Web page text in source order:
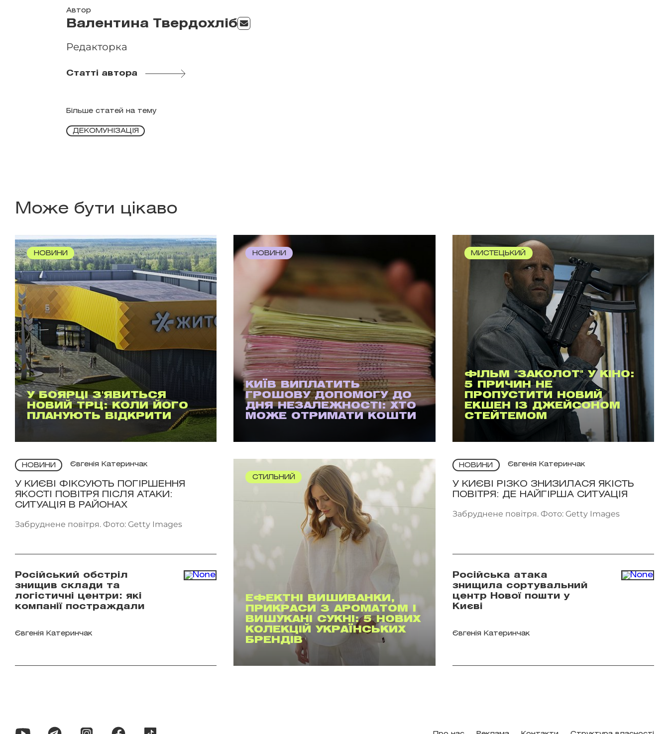
Автор
Валентина Твердохліб
Редакторка
Статті автора
Більше статей на тему
ДЕКОМУНІЗАЦІЯ
Може бути цікаво
НОВИНИ
У БОЯРЦІ З'ЯВИТЬСЯ
НОВИЙ ТРЦ: КОЛИ ЙОГО
ПЛАНУЮТЬ ВІДКРИТИ
НОВИНИ
КИЇВ ВИПЛАТИТЬ
ГРОШОВУ ДОПОМОГУ ДО
ДНЯ НЕЗАЛЕЖНОСТІ: ХТО
МОЖЕ ОТРИМАТИ КОШТИ
МИСТЕЦЬКИЙ
ФІЛЬМ "ЗАКОЛОТ" У КІНО:
5 ПРИЧИН НЕ
ПРОПУСТИТИ НОВИЙ
ЕКШЕН ІЗ ДЖЕЙСОНОМ
СТЕЙТЕМОМ
НОВИНИ Євгенія Катеринчак
У КИЄВІ ФІКСУЮТЬ ПОГІРШЕННЯ
ЯКОСТІ ПОВІТРЯ ПІСЛЯ АТАКИ:
СИТУАЦІЯ В РАЙОНАХ
Забруднене повітря. Фото: Getty Images
Російський обстріл
знищив склади та
логістичні центри: які
компанії постраждали
Євгенія Катеринчак
СТИЛЬНИЙ
ЕФЕКТНІ ВИШИВАНКИ,
ПРИКРАСИ З АРОМАТОМ І
ВИШУКАНІ СУКНІ: 5 НОВИХ
КОЛЕКЦІЙ УКРАЇНСЬКИХ
БРЕНДІВ
НОВИНИ Євгенія Катеринчак
У КИЄВІ РІЗКО ЗНИЗИЛАСЯ ЯКІСТЬ
ПОВІТРЯ: ДЕ НАЙГІРША СИТУАЦІЯ
Забруднене повітря. Фото: Getty Images
Російська атака
знищила сортувальний
центр Нової пошти у
Києві
Євгенія Катеринчак